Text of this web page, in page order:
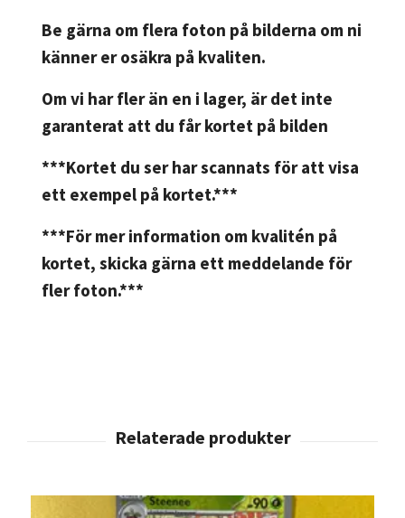
Be gärna om flera foton på bilderna om ni
känner er osäkra på kvaliten.
Om vi har fler än en i lager, är det inte
garanterat att du får kortet på bilden
***Kortet du ser har scannats för att visa
ett exempel på kortet.***
***För mer information om kvalitén på
kortet, skicka gärna ett meddelande för
fler foton.***